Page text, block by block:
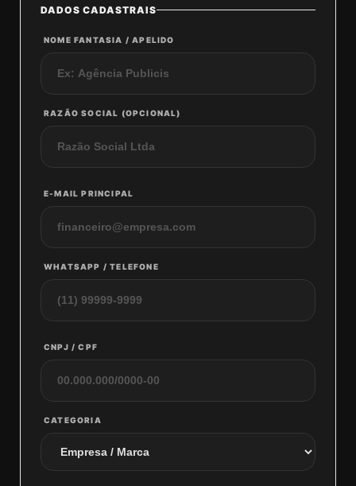
DADOS CADASTRAIS
NOME FANTASIA / APELIDO
RAZÃO SOCIAL (OPCIONAL)
E-MAIL PRINCIPAL
WHATSAPP / TELEFONE
CNPJ / CPF
CATEGORIA